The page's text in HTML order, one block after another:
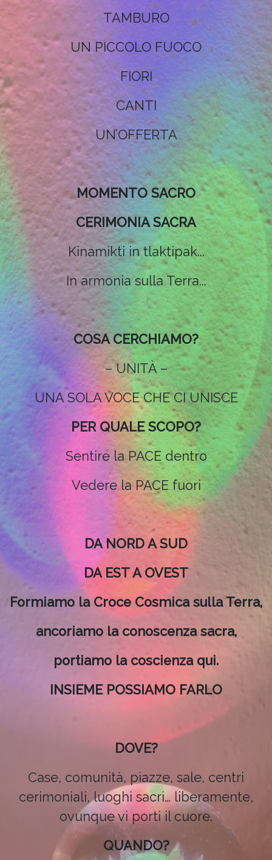
TAMBURO
UN PICCOLO FUOCO
FIORI
CANTI
UN’OFFERTA
MOMENTO SACRO
CERIMONIA SACRA
Kinamikti in tlaktipak...
In armonia sulla Terra...
COSA CERCHIAMO?
– UNITÀ –
UNA SOLA VOCE CHE CI UNISCE
PER QUALE SCOPO?
Sentire la PACE dentro
Vedere la PACE fuori
DA NORD A SUD
DA EST A OVEST
Formiamo la Croce Cosmica sulla Terra,
ancoriamo la conoscenza sacra,
portiamo la coscienza qui.
INSIEME POSSIAMO FARLO
DOVE?
Case, comunità, piazze, sale, centri
cerimoniali, luoghi sacri… liberamente,
ovunque vi porti il cuore.
QUANDO?